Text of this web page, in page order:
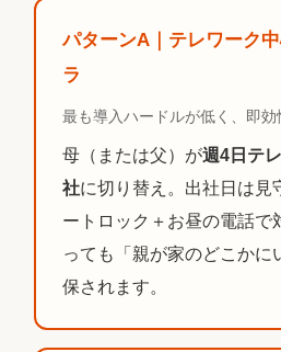
パターンA｜テレワーク
ラ
最も導入ハードルが低く、即効
母（または父）が週4日テ
社に切り替え。出社日は見
ートロック＋お昼の電話で
っても「親が家のどこかに
保されます。